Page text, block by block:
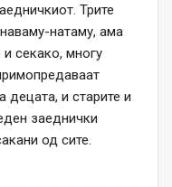
Трите
натаму, ама
секако, многу
децата, и старите и
заеднички
од сите.